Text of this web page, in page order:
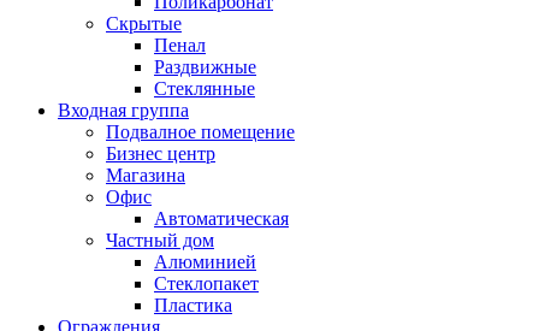
Скрытые
Пенал
Раздвижные
Стеклянные
Входная группа
Подвалное помещение
Бизнес центр
Магазина
Офис
Автоматическая
Частный дом
Алюминией
Стеклопакет
Пластика
Ограждения